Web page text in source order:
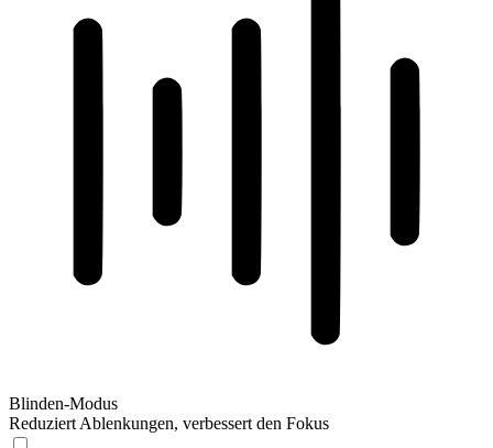
Blinden-Modus
Reduziert Ablenkungen, verbessert den Fokus